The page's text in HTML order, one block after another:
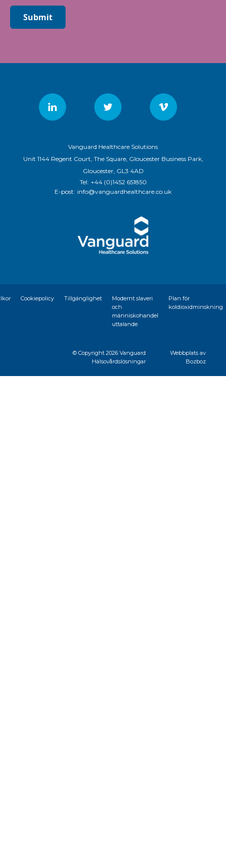
Submit
Vanguard Healthcare Solutions
Unit 1144 Regent Court, The Square, Gloucester Business Park,
Gloucester, GL3 4AD
Tel: +44 (0)1452 651850
E-post: info@vanguardhealthcare.co.uk
Cookiepolicy Tillgänglighet
Modernt slaveri
och
människohandel
uttalande
Plan för
koldioxidminskning
© Copyright 2026 Vanguard
Hälsovårdslösningar
Webbplats av
Bozboz